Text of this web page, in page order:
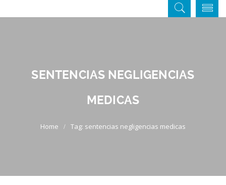
SENTENCIAS NEGLIGENCIAS
MEDICAS
Tag: sentencias negligencias medicas